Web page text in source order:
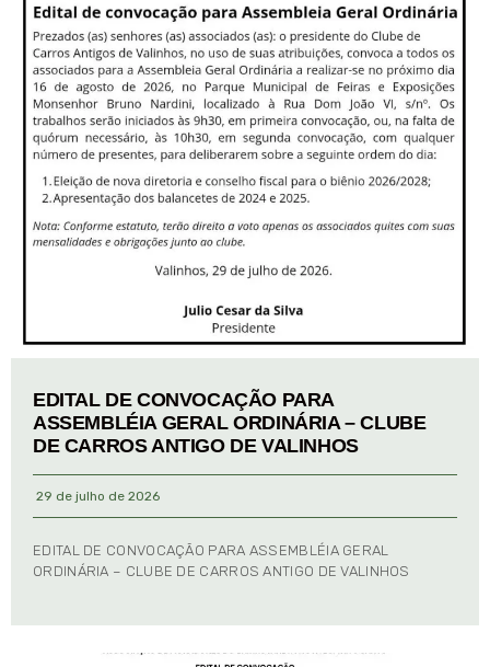
EDITAL DE CONVOCAÇÃO PARA
ASSEMBLÉIA GERAL ORDINÁRIA – CLUBE
DE CARROS ANTIGO DE VALINHOS
29 de julho de 2026
EDITAL DE CONVOCAÇÃO PARA ASSEMBLÉIA GERAL
ORDINÁRIA – CLUBE DE CARROS ANTIGO DE VALINHOS